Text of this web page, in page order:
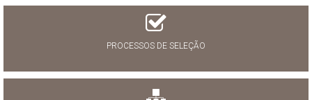
PROCESSOS DE SELEÇÃO